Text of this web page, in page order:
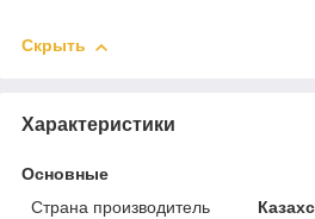
Скрыть
Характеристики
Основные
Страна производитель